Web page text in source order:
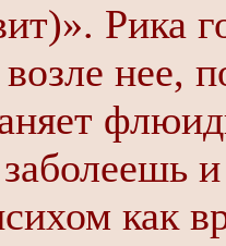
Рика
нее,
заболеешь
как